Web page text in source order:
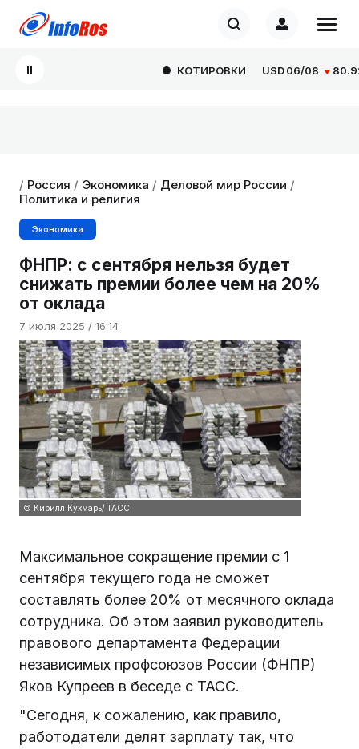
КОТИРОВКИ USD06/08 80.9293
/ Россия / Экономика / Деловой мир России /
Политика и религия
Экономика
ФНПР: с сентября нельзя будет
снижать премии более чем на 20%
от оклада
7 июля 2025 / 16:14
© Кирилл Кухмарь/ ТАСС
Максимальное сокращение премии с 1
сентября текущего года не сможет
составлять более 20% от месячного оклада
сотрудника. Об этом заявил руководитель
правового департамента Федерации
независимых профсоюзов России (ФНПР)
Яков Купреев в беседе с ТАСС.
"Сегодня, к сожалению, как правило,
работодатели делят зарплату так, что